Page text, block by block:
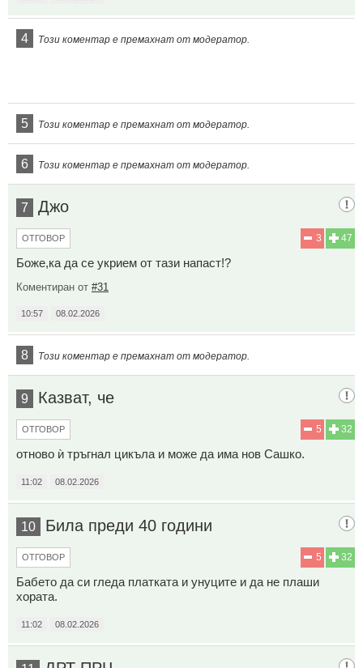
4 Този коментар е премахнат от модератор.
5 Този коментар е премахнат от модератор.
6 Този коментар е премахнат от модератор.
7 Джо
47
3
ОТГОВОР
Боже,ка да се укрием от тази напаст!?
Коментиран от #31
10:57 08.02.2026
8 Този коментар е премахнат от модератор.
9 Казват, че
32
5
ОТГОВОР
отново ѝ тръгнал цикъла и може да има нов Сашко.
11:02 08.02.2026
10 Била преди 40 години
32
5
ОТГОВОР
Бабето да си гледа платката и унуците и да не плаши
хората.
11:02 08.02.2026